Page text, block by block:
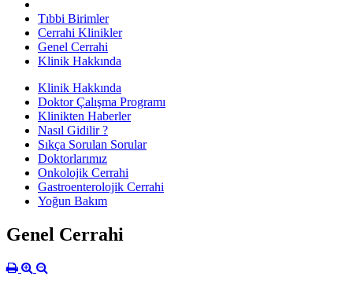
Tıbbi Birimler
Cerrahi Klinikler
Genel Cerrahi
Klinik Hakkında
Klinik Hakkında
Doktor Çalışma Programı
Klinikten Haberler
Nasıl Gidilir ?
Sıkça Sorulan Sorular
Doktorlarımız
Onkolojik Cerrahi
Gastroenterolojik Cerrahi
Yoğun Bakım
Genel Cerrahi